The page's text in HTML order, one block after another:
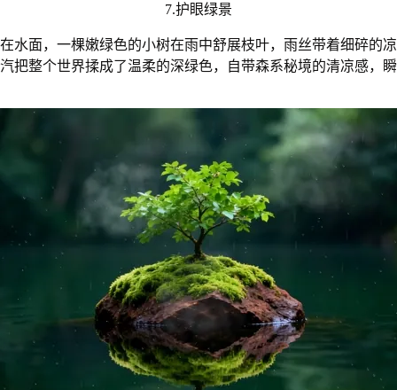
7.护眼绿景
水面，一棵嫩绿色的小树在雨中舒展枝叶，雨丝带着细碎的
把整个世界揉成了温柔的深绿色，自带森系秘境的清凉感，